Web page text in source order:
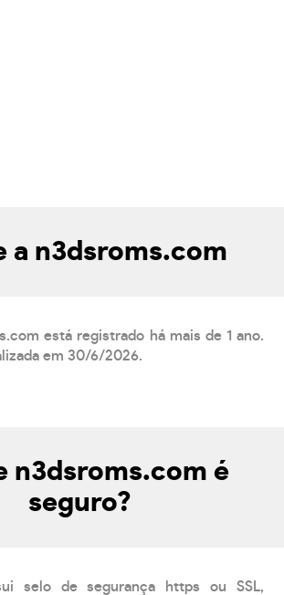
a n3dsroms.com
está registrado há mais de 1 ano.
em 30/6/2026.
n3dsroms.com é
seguro?
selo de segurança https ou SSL,